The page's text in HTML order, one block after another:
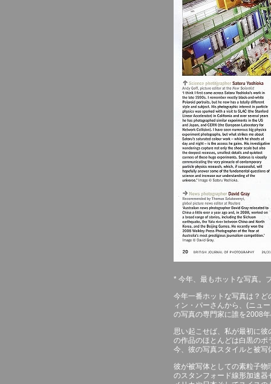
* 今年、最もホットな写真。
今年一番ホットな写真は？
ィン・パーさんから、(ニュ
の写真の専門家に誰を2008
思い起こせば、私が最初に
の作品のほとんどは白黒の
今、彼の写真スタイルと被
彼が被写体としての素粒子
のスタンフォード線形加速